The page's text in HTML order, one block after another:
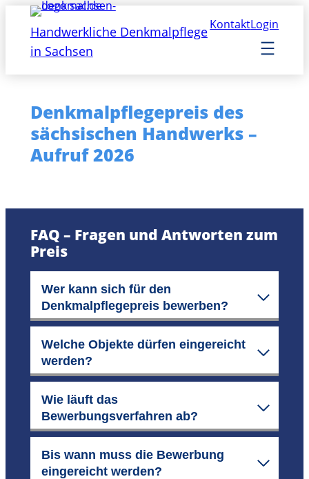
Inhalt
springen
KontaktLogin
Handwerkliche Denkmalpflege
in Sachsen
Denkmalpflegepreis des
sächsischen Handwerks –
Aufruf 2026
FAQ – Fragen und Antworten zum
Preis
Wer kann sich für den
Denkmalpflegepreis bewerben?
Welche Objekte dürfen eingereicht
werden?
Wie läuft das
Bewerbungsverfahren ab?
Bis wann muss die Bewerbung
eingereicht werden?